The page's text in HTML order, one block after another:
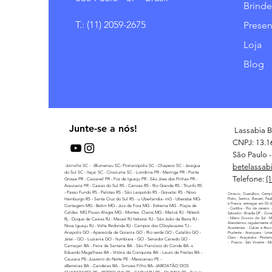
T.: (11) 2059-2675
Loja
Blog
Junte-se a nós!
Joinville SC - -Blumenau SC- Florianópolis SC - Chapeco SC - Jaragua
do Sul SC - Itajai SC - Crisciuma SC - Londrina PR - Maringa PR - Ponta
Grossa PR - Cascavel PR - Foz de Iguaçu PR - São Jose dos Pinhas PR -
Araucaria PR - Caxias do Sul RS - Canoas RS - Rio Grande RS - Triunfo RS
- Passo Fundo RS - Pelotas RS - São Leopoldo RS - Gravatai RS - Novo
Hamburgo RS - Santa Cruz do Sul RS - u Uberlandia- mG - Uberaba MG-
Contagem MG - Betim MG - Juiz de Fora MG - Extrema MG - Poços de
Caldas MG Pouso Alegre MG - Montes Claros MG - Maricá RJ - Niterói
Rj - Duque de Caxias RJ - Macaé RJ Itaborai RJ - São Joâo da Barra RJ -
Nova Iguaçu RJ - Volta Redonda RJ - Campos dos CGoytacazes TJ -
Anapolis GO - Aparecida de Goiania GO - Rio verde GO - Catalão GO -
Jatai - GO - Luziania GO - Itumbiara - GO - Senador Canedo GO -
Camaçari BA - Feira de Santana BA - São Francisco do Conde BA -s
Eduardo Magalhaes BA - Vitória da Conquista BA - Lauro de Freitas BA -
Caucaia PE- Juazeiro do Norte PE - Maracanau PE -
sBarreiras BA - Candeias BA - Simoes Filho BA- JABOATÃO DOS
Lassabia
CNPJ:
São Paulo
Telefone:
Osasco, Guarulhos,
Preto, Santos, Barueri,
e Franca. entregas em 03
- Curitiba - Rio de Janeiro
Salvador- Brasilia DF -
- Matro Grosso do Sul -
Atendemos regularmente
Academias - Cubes e
Prudente - Ararquara -
Claro - Araçatuba -
- Franca - São Vicente -